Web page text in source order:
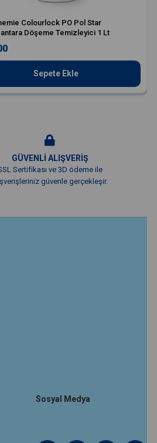
Colourlock PO Pol Star
Döşeme Temizleyici 1 Lt
Sepete Ekle
GÜVENLİ ALIŞVERİŞ
Sertifikası ve 3D ödeme ile
güvenle gerçekleşir.
Sosyal Medya